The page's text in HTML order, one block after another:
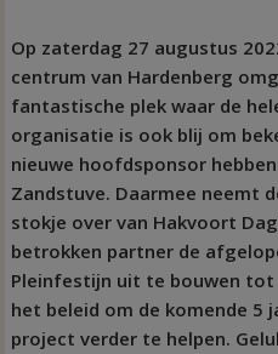
Op zaterdag 27 augustus
centrum van Hardenberg
fantastische plek waar de
organisatie is ook blij om
nieuwe hoofdsponsor
Zandstuve. Daarmee neemt
stokje over van Hakvoort
betrokken partner de
Pleinfestijn uit te bouwen
het beleid om de komende 5
project verder te helpen.